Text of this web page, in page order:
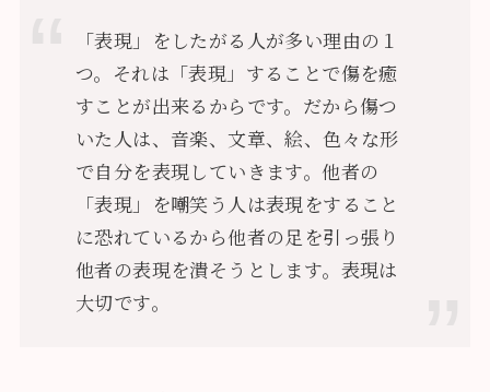
「表現」をしたがる人が多い理由の１
つ。それは「表現」することで傷を癒
すことが出来るからです。だから傷つ
いた人は、音楽、文章、絵、色々な形
で自分を表現していきます。他者の
「表現」を嘲笑う人は表現をすること
に恐れているから他者の足を引っ張り
他者の表現を潰そうとします。表現は
大切です。